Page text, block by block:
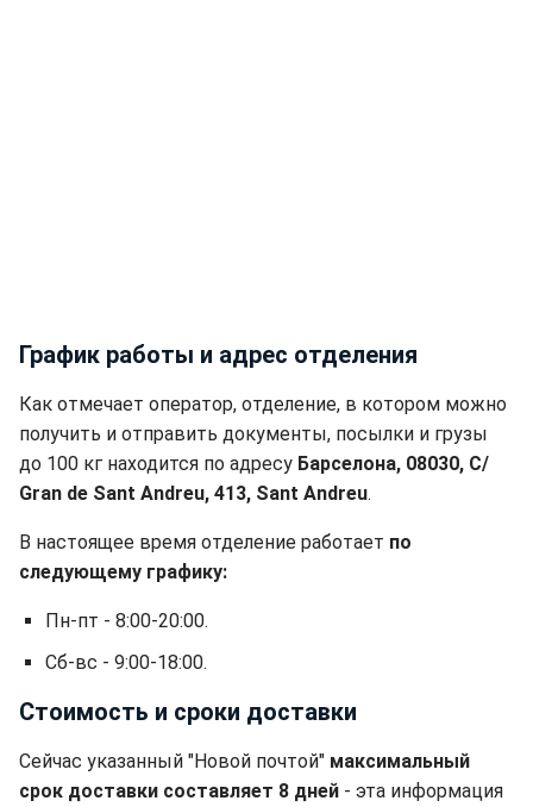
График работы и адрес отделения
Как отмечает оператор, отделение, в котором можно
получить и отправить документы, посылки и грузы
до 100 кг находится по адресу Барселона, 08030, C/
Gran de Sant Andreu, 413, Sant Andreu.
В настоящее время отделение работает по
следующему графику:
Пн-пт - 8:00-20:00.
Сб-вс - 9:00-18:00.
Стоимость и сроки доставки
Сейчас указанный "Новой почтой" максимальный
срок доставки составляет 8 дней - эта информация